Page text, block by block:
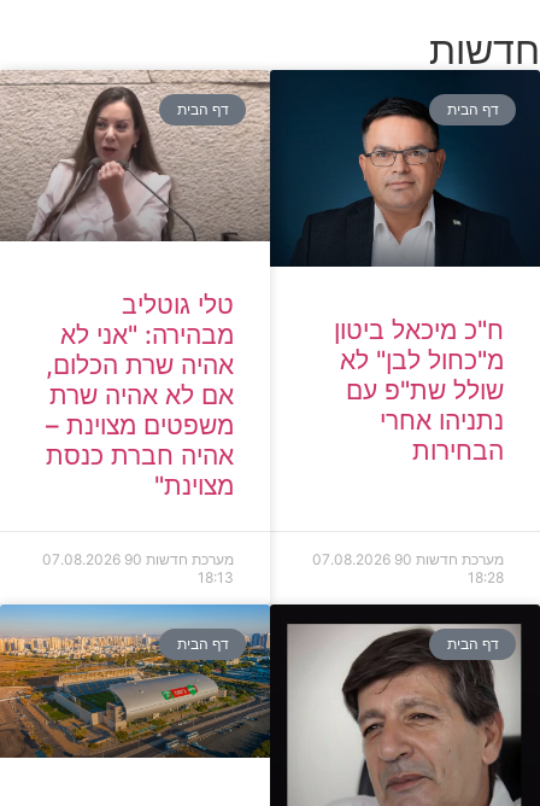
חדשות
דף הבית
ח"כ מיכאל ביטון
מ"כחול לבן" לא
שולל שת"פ עם
נתניהו אחרי
הבחירות
מערכת חדשות 90
07.08.2026
18:28
דף הבית
טלי גוטליב
מבהירה: "אני לא
אהיה שרת הכלום,
אם לא אהיה שרת
משפטים מצוינת –
אהיה חברת כנסת
מצוינת"
מערכת חדשות 90
07.08.2026
18:13
דף הבית דף הבית